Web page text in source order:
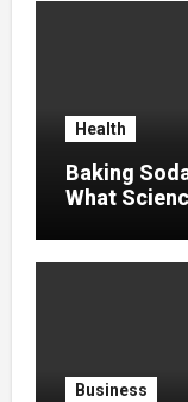
Health
Baking
What
Business